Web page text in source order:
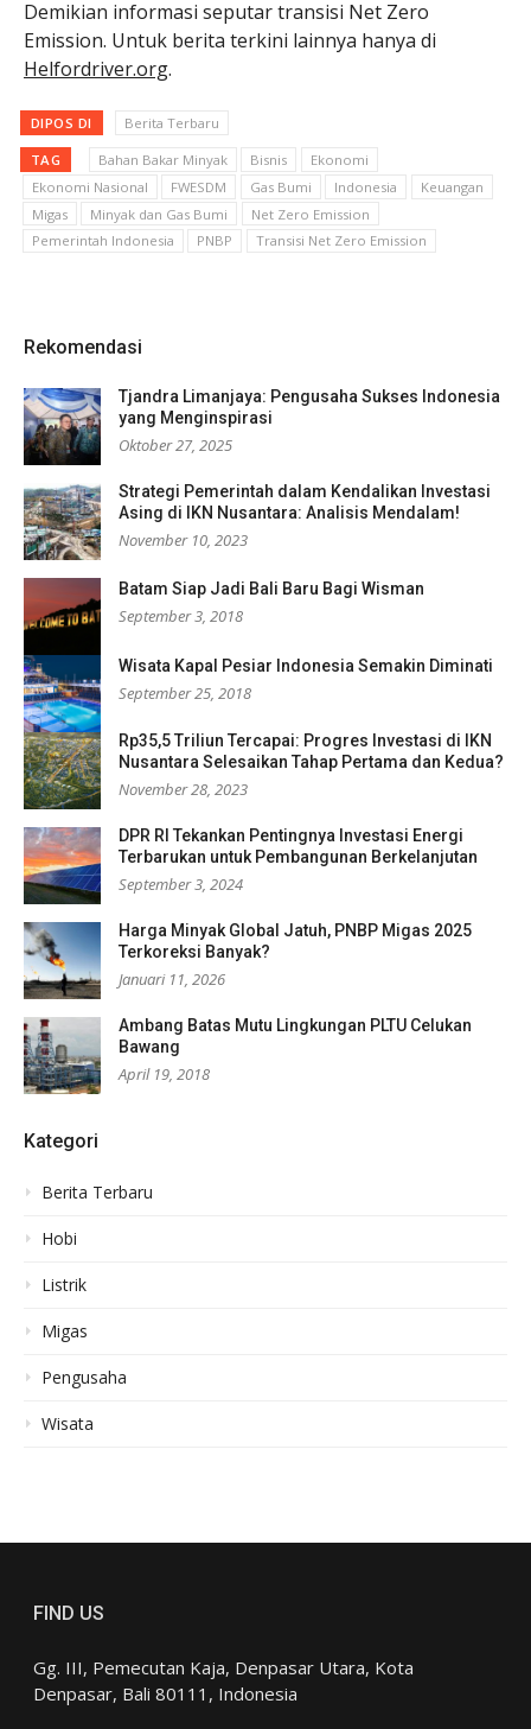
Demikian informasi seputar transisi Net Zero
Emission. Untuk berita terkini lainnya hanya di
Helfordriver.org.
DIPOS DI Berita Terbaru
TAG Bahan Bakar Minyak Bisnis
Ekonomi
Ekonomi Nasional
FWESDM Gas Bumi Indonesia
Keuangan
Migas
Minyak dan Gas Bumi
Net Zero Emission
Pemerintah Indonesia
PNBP Transisi Net Zero Emission
Rekomendasi
Tjandra Limanjaya: Pengusaha Sukses Indonesia
yang Menginspirasi
Oktober 27, 2025
Strategi Pemerintah dalam Kendalikan Investasi
Asing di IKN Nusantara: Analisis Mendalam!
November 10, 2023
Batam Siap Jadi Bali Baru Bagi Wisman
September 3, 2018
Wisata Kapal Pesiar Indonesia Semakin Diminati
September 25, 2018
Rp35,5 Triliun Tercapai: Progres Investasi di IKN
Nusantara Selesaikan Tahap Pertama dan Kedua?
November 28, 2023
DPR RI Tekankan Pentingnya Investasi Energi
Terbarukan untuk Pembangunan Berkelanjutan
September 3, 2024
Harga Minyak Global Jatuh, PNBP Migas 2025
Terkoreksi Banyak?
Januari 11, 2026
Ambang Batas Mutu Lingkungan PLTU Celukan
Bawang
April 19, 2018
Kategori
Berita Terbaru
Hobi
Listrik
Migas
Pengusaha
Wisata
FIND US
Gg. III, Pemecutan Kaja, Denpasar Utara, Kota
Denpasar, Bali 80111, Indonesia